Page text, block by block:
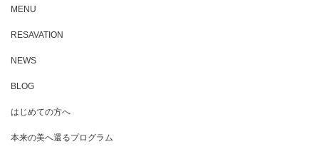
MENU
RESAVATION
NEWS
BLOG
はじめての方へ
本来の美へ還るプログラム